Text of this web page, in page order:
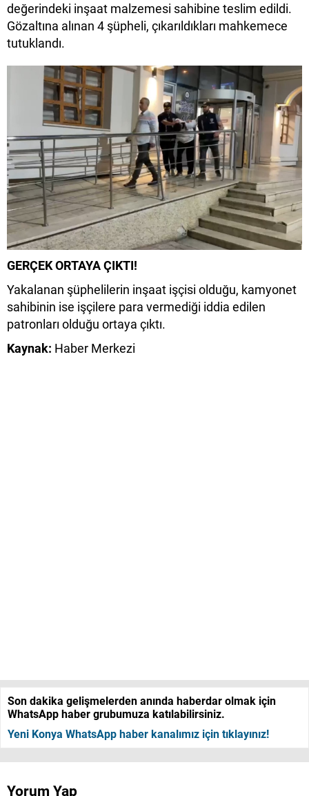
değerindeki inşaat malzemesi sahibine teslim edildi.
Gözaltına alınan 4 şüpheli, çıkarıldıkları mahkemece
tutuklandı.
GERÇEK ORTAYA ÇIKTI!
Yakalanan şüphelilerin inşaat işçisi olduğu, kamyonet
sahibinin ise işçilere para vermediği iddia edilen
patronları olduğu ortaya çıktı.
Kaynak: Haber Merkezi
Son dakika gelişmelerden anında haberdar olmak için
WhatsApp haber grubumuza katılabilirsiniz.
Yeni Konya WhatsApp haber kanalımız için tıklayınız!
Yorum Yap